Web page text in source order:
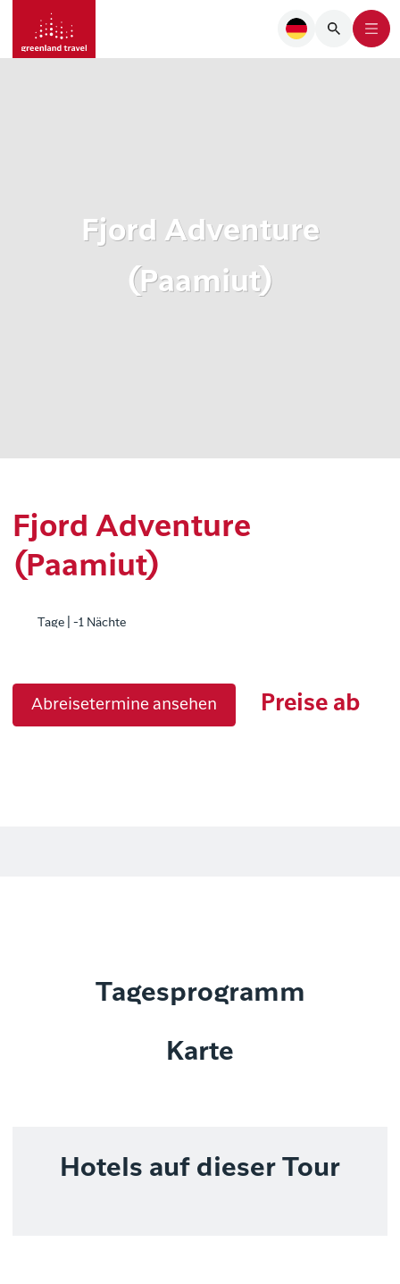
Fjord Adventure
(Paamiut)
Fjord Adventure
(Paamiut)
Tage | -1 Nächte
Abreisetermine ansehen Preise ab
Tagesprogramm
Karte
Hotels auf dieser Tour